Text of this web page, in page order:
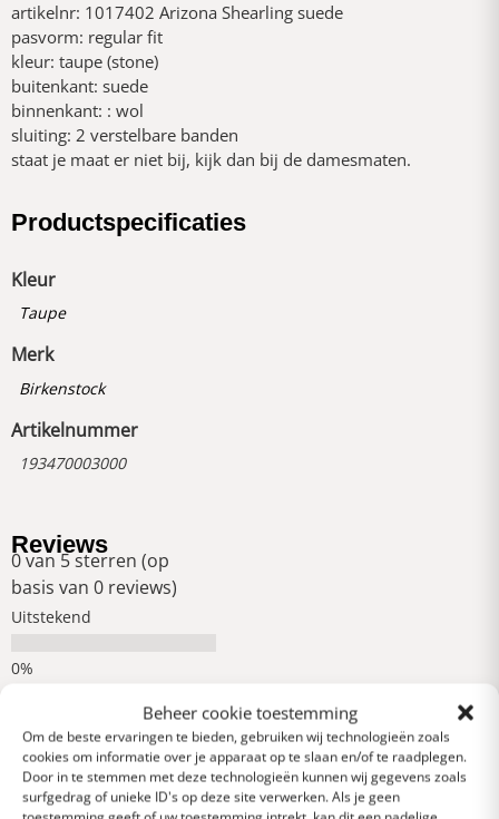
Beheer cookie toestemming
Om de beste ervaringen te bieden, gebruiken wij technologieën zoals
cookies om informatie over je apparaat op te slaan en/of te raadplegen.
Door in te stemmen met deze technologieën kunnen wij gegevens zoals
surfgedrag of unieke ID's op deze site verwerken. Als je geen
artikelnr: 1017402 Arizona Shearling suede
pasvorm: regular fit
kleur: taupe (stone)
buitenkant: suede
binnenkant: : wol
sluiting: 2 verstelbare banden
staat je maat er niet bij, kijk dan bij de damesmaten.
Productspecificaties
Kleur
Taupe
Merk
Birkenstock
Artikelnummer
193470003000
Reviews
0 van 5 sterren (op
basis van 0 reviews)
Uitstekend
Gemiddeld